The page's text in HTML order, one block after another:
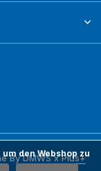
ByDMWSxPlus+
den Webshop zu